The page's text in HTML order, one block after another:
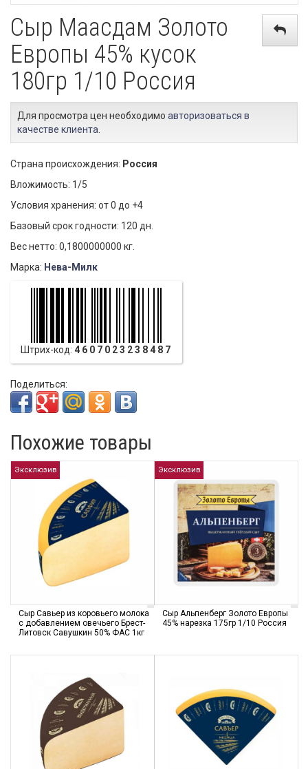
Сыр Маасдам Золото
Европы 45% кусок
180гр 1/10 Россия
Для просмотра цен необходимо авторизоваться в
качестве клиента
Страна происхождения: Россия
Вложимость: 1/5
Условия хранения: от 0 до +4
Базовый срок годности: 120 дн.
Вес нетто: 0,1800000000 кг.
Марка: Нева-Милк
Штрих-код: 4607023238487
Поделиться:
Похожие товары
Эксклюзив
Сыр Савьер из коровьего молока
с добавлением овечьего Брест-
Литовск Савушкин 50% ФАС 1кг
Эксклюзив
Сыр Альпенберг Золото Европы
45% нарезка 175гр 1/10 Россия